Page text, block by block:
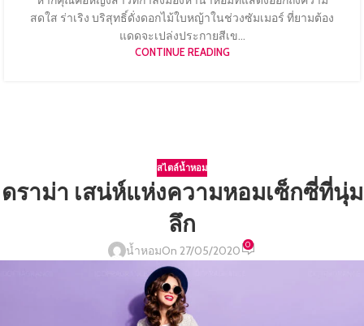
สดใส ร่าเริง บริสุทธิ์ดั่งดอกไม้ใบหญ้าในช่วงซัมเมอร์ ที่ยามต้อง
แดดจะเปล่งประกายสีเข...
CONTINUE READING
สไตล์น้ำหอม
ดราม่า เสน่ห์แห่งความหอมเซ็กซี่ที่นุ่ม
ลึก
น้ำหอมOn 27/05/2020 0